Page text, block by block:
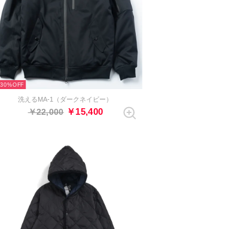
30%
洗えるMA-1（ダークネイビー）
￥22,000 ￥15,400